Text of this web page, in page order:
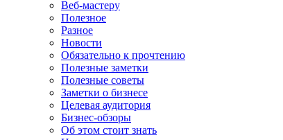
Веб-мастеру
Полезное
Разное
Новости
Обязательно к прочтению
Полезные заметки
Полезные советы
Заметки о бизнесе
Целевая аудитория
Бизнес-обзоры
Об этом стоит знать